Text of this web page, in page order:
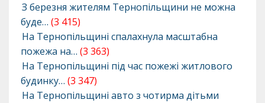
З березня жителям Тернопільщини не можна
буде… (3 415)
На Тернопільщині спалахнула масштабна
пожежа на… (3 363)
На Тернопільщині під час пожежі житлового
будинку… (3 347)
На Тернопільщині авто з чотирма дітьми